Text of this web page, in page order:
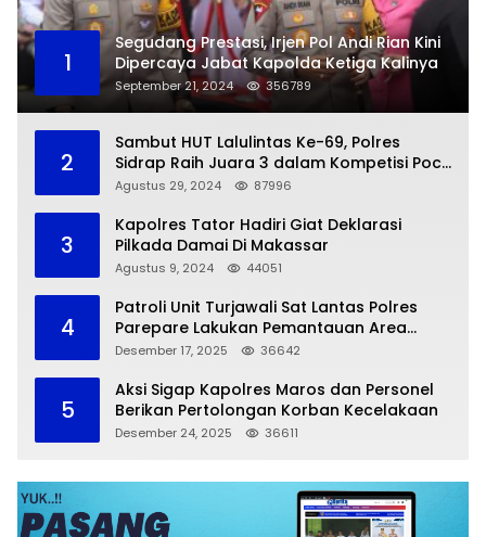
1
Segudang Prestasi, Irjen Pol Andi Rian Kini
Dipercaya Jabat Kapolda Ketiga Kalinya
September 21, 2024 356789
2
Sambut HUT Lalulintas Ke-69, Polres
Sidrap Raih Juara 3 dalam Kompetisi Pocil
Zona 5
Agustus 29, 2024 87996
3
Kapolres Tator Hadiri Giat Deklarasi
Pilkada Damai Di Makassar
Agustus 9, 2024 44051
4
Patroli Unit Turjawali Sat Lantas Polres
Parepare Lakukan Pemantauan Area
Larangan Parkir
Desember 17, 2025 36642
5
Aksi Sigap Kapolres Maros dan Personel
Berikan Pertolongan Korban Kecelakaan
Desember 24, 2025 36611